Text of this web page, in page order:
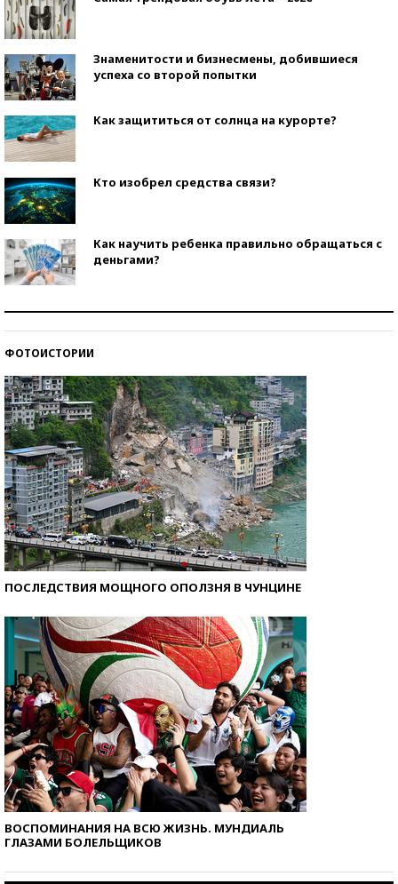
Знаменитости и бизнесмены, добившиеся
успеха со второй попытки
Как защититься от солнца на курорте?
Кто изобрел средства связи?
Как научить ребенка правильно обращаться с
деньгами?
ФОТОИСТОРИИ
ПОСЛЕДСТВИЯ МОЩНОГО ОПОЛЗНЯ В ЧУНЦИНЕ
ВОСПОМИНАНИЯ НА ВСЮ ЖИЗНЬ. МУНДИАЛЬ
ГЛАЗАМИ БОЛЕЛЬЩИКОВ